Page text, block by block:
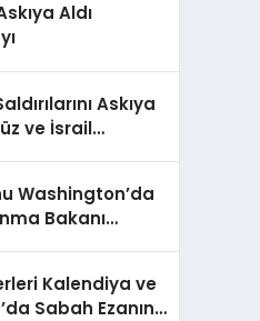
Aldı
Askıya
ve İsrail
Washington’da
Bakanı
Kalendiya ve
Sabah Ezanına